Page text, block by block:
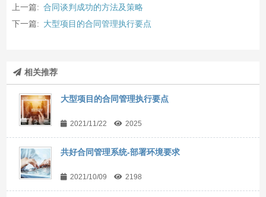
上一篇: 合同谈判成功的方法及策略
下一篇: 大型项目的合同管理执行要点
相关推荐
大型项目的合同管理执行要点
2021/11/22 2025
共好合同管理系统-部署环境要求
2021/10/09 2198